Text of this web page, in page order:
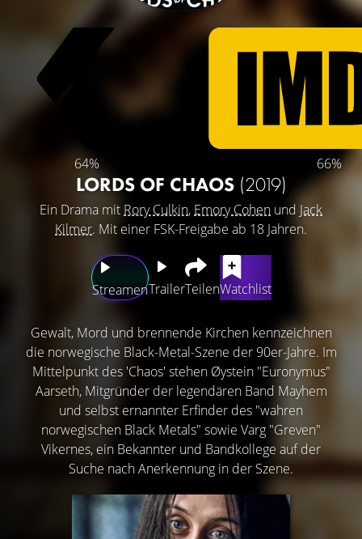
64% 66%
LORDS OF CHAOS (2019)
Ein Drama mit Rory Culkin, Emory Cohen und Jack
Kilmer. Mit einer FSK-Freigabe ab 18 Jahren.
StreamenTrailerTeilenWatchlist
Gewalt, Mord und brennende Kirchen kennzeichnen
die norwegische Black-Metal-Szene der 90er-Jahre. Im
Mittelpunkt des 'Chaos' stehen Øystein "Euronymus"
Aarseth, Mitgründer der legendären Band Mayhem
und selbst ernannter Erfinder des "wahren
norwegischen Black Metals" sowie Varg "Greven"
Vikernes, ein Bekannter und Bandkollege auf der
Suche nach Anerkennung in der Szene.